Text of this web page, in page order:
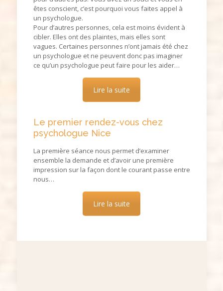
êtes conscient, c’est pourquoi vous faites appel à
un psychologue.
Pour d’autres personnes, cela est moins évident à
cibler. Elles ont des plaintes, mais elles sont
vagues. Certaines personnes n’ont jamais été chez
un psychologue et ne peuvent donc pas imaginer
ce qu’un psychologue peut faire pour les aider…
Lire la suite
Le premier rendez-vous chez
psychologue Nice
La première séance nous permet d’examiner
ensemble la demande et d’avoir une première
impression sur la façon dont le courant passe entre
nous…
Lire la suite